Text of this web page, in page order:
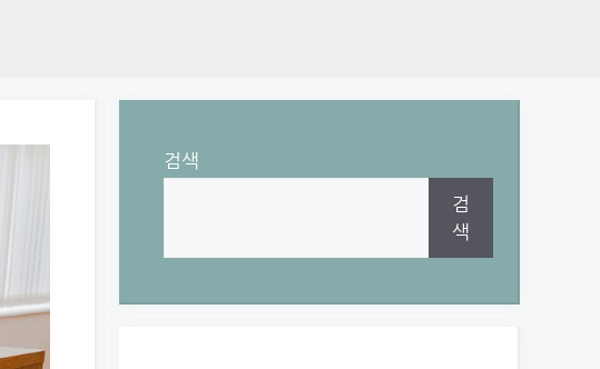
검색
검
색